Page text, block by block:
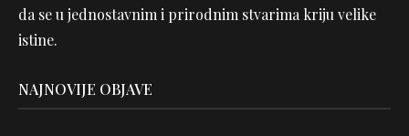
da se u jednostavnim i prirodnim stvarima kriju velike
istine.
NAJNOVIJE OBJAVE